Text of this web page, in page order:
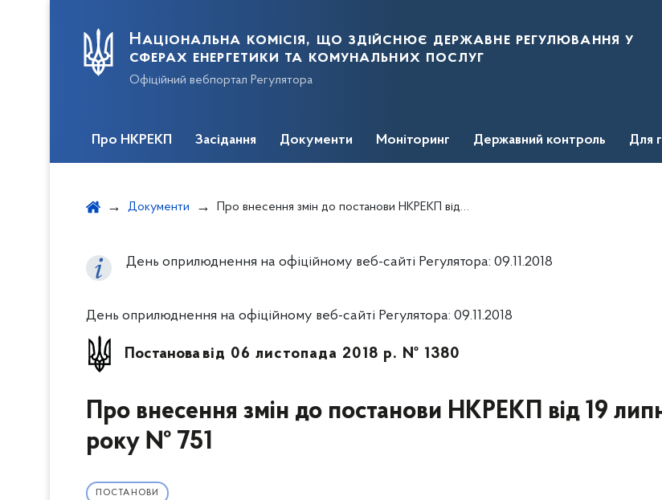
Національна комісія, що здійснює державне регулювання у
сферах енергетики та комунальних послуг
Офіційний вебпортал Регулятора
Про НКРЕКП Засідання Документи Моніторинг Державний контроль Для
Документи Про внесення змін до постанови НКРЕКП від 19 липня 2018 року № 751
День оприлюднення на офіційному веб-сайті Регулятора: 09.11.2018
День оприлюднення на офіційному веб-сайті Регулятора: 09.11.2018
Постанова від 06 листопада 2018 р. № 1380
Про внесення змін до постанови НКРЕКП від 19
року № 751
ПОСТАНОВИ